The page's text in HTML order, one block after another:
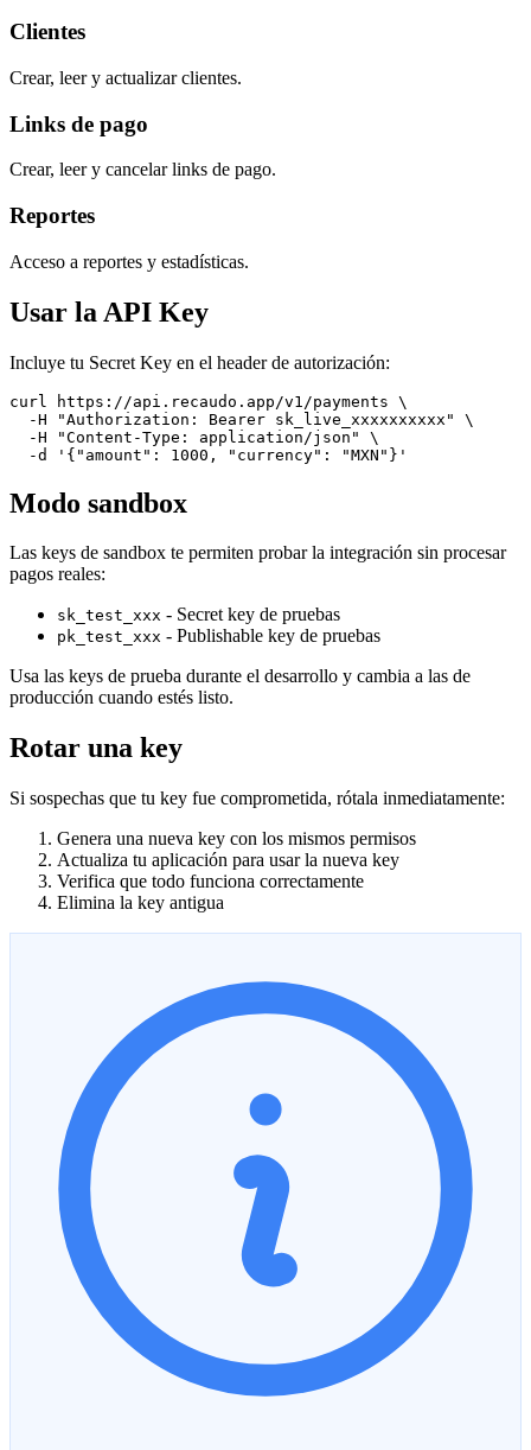
Clientes
Crear, leer y actualizar clientes.
Links de pago
Crear, leer y cancelar links de pago.
Reportes
Acceso a reportes y estadísticas.
Usar la API Key
Incluye tu Secret Key en el header de autorización:
curl https://api.recaudo.app/v1/payments \
  -H "Authorization: Bearer sk_live_xxxxxxxxxx" \
  -H "Content-Type: application/json" \
  -d '{"amount": 1000, "currency": "MXN"}'
Modo sandbox
Las keys de sandbox te permiten probar la integración sin procesar
pagos reales:
sk_test_xxx - Secret key de pruebas
pk_test_xxx - Publishable key de pruebas
Usa las keys de prueba durante el desarrollo y cambia a las de
producción cuando estés listo.
Rotar una key
Si sospechas que tu key fue comprometida, rótala inmediatamente:
Genera una nueva key con los mismos permisos
Actualiza tu aplicación para usar la nueva key
Verifica que todo funciona correctamente
Elimina la key antigua